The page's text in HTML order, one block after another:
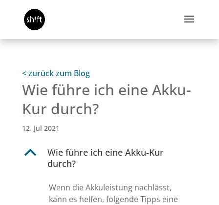
< zurück zum Blog
Wie führe ich eine Akku-
Kur durch?
12. Jul 2021
B
Wie führe ich eine Akku-Kur
durch?
Wenn die Akkuleistung nachlässt,
kann es helfen, folgende Tipps eine